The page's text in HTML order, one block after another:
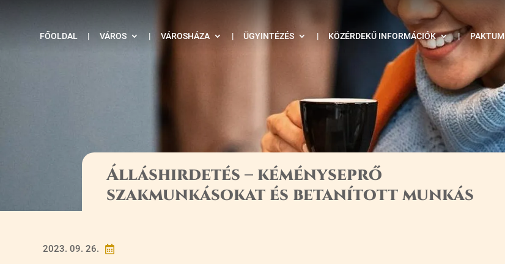
FŐOLDAL | VÁROS | VÁROSHÁZA | ÜGYINTÉZÉS | KÖZÉRDEKŰ INFORMÁCIÓK | PAKTUM
Álláshirdetés – kéményseprő
szakmunkásokat és betanított munkás

2023. 09. 26.